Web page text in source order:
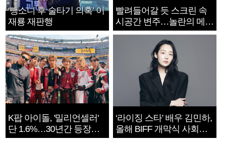
‘뺑소니 후 술타기 의혹’ 이
재룡 재판행
빨려들어갈 듯 스크린 속
시공간 변주…놀란의 메시
지는 ‘전쟁 속죄’
K팝 아이돌, '밀리언셀러'
단 1.6%…30년간 등장
1182개팀 전수조사
‘라이징 스타’ 배우 김민하,
올해 BIFF 개막식 사회자
확정